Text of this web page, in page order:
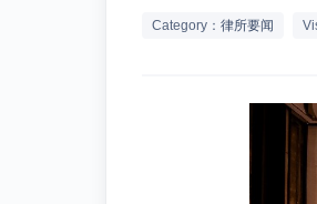
Category： 律所要闻